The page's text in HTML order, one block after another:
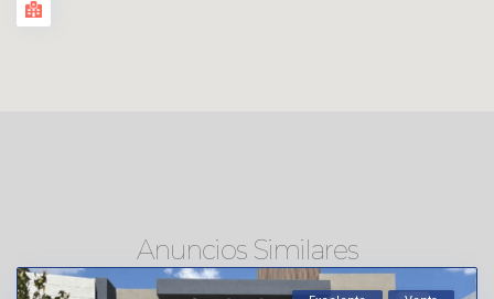
Anuncios Similares